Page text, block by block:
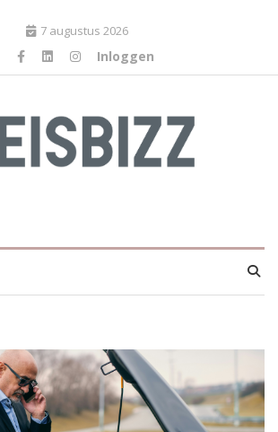
7 augustus 2026
Inloggen